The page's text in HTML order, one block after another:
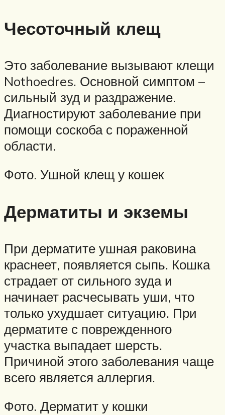
Чесоточный клещ
Это заболевание вызывают клещи
Nothoedres. Основной симптом –
сильный зуд и раздражение.
Диагностируют заболевание при
помощи соскоба с пораженной
области.
Фото. Ушной клещ у кошек
Дерматиты и экземы
При дерматите ушная раковина
краснеет, появляется сыпь. Кошка
страдает от сильного зуда и
начинает расчесывать уши, что
только ухудшает ситуацию. При
дерматите с поврежденного
участка выпадает шерсть.
Причиной этого заболевания чаще
всего является аллергия.
Фото. Дерматит у кошки